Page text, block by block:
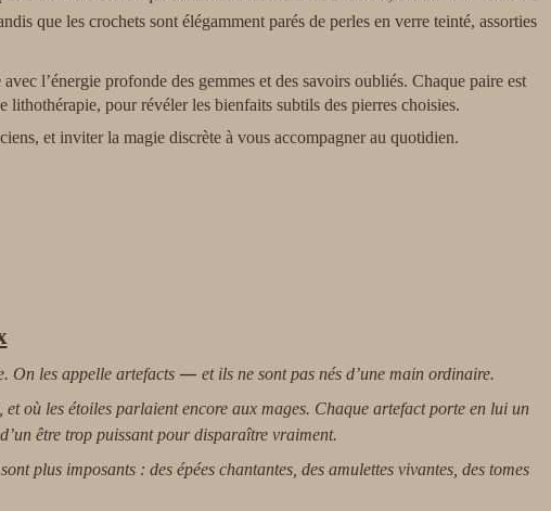
que les crochets sont élégamment parés de perles en verre teinté, assorties
l’énergie profonde des gemmes et des savoirs oubliés. Chaque paire est
pour révéler les bienfaits subtils des pierres choisies.
et inviter la magie discrète à vous accompagner au quotidien.
On les appelle artefacts — et ils ne sont pas nés d’une main ordinaire.
où les étoiles parlaient encore aux mages. Chaque artefact porte en lui un
être trop puissant pour disparaître vraiment.
plus imposants : des épées chantantes, des amulettes vivantes, des tomes